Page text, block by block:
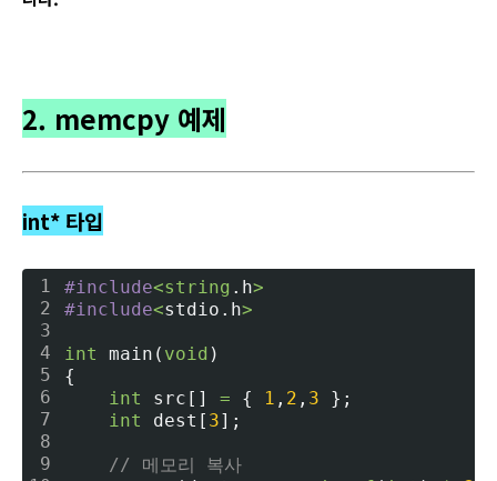
2. memcpy 예제
int* 타입
1
2
3
4
5
6
7
8
9
#include<string .h>
#include<stdio.h>
int main( void )
{
int
src[] = { 1 , 2 , 3 };
int
dest[ 3];
// 메모리 복사